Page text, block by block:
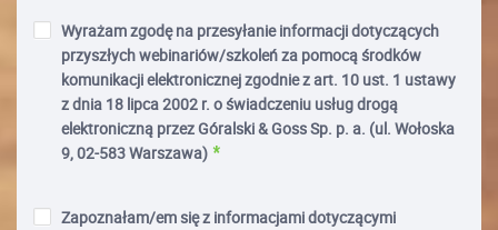
Wyrażam zgodę na przesyłanie informacji dotyczących
przyszłych webinariów/szkoleń za pomocą środków
komunikacji elektronicznej zgodnie z art. 10 ust. 1 ustawy
z dnia 18 lipca 2002 r. o świadczeniu usług drogą
elektroniczną przez Góralski & Goss Sp. p. a. (ul. Wołoska
9, 02-583 Warszawa)
Zapoznałam/em się z informacjami dotyczącymi